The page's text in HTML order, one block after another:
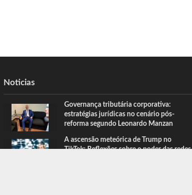
Noticias
Governança tributária corporativa:
estratégias jurídicas no cenário pós-
reforma segundo Leonardo Manzan
A ascensão meteórica de Trump no
TikTok: Reflexões sobre o poder das redes